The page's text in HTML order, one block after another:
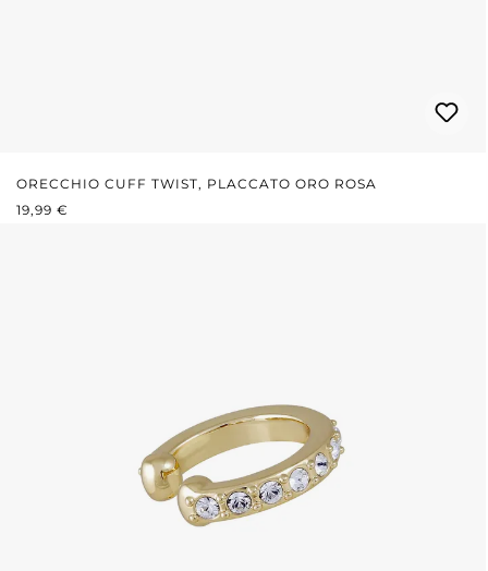
ORECCHIO CUFF TWIST, PLACCATO ORO ROSA
PREZZO NORMALE:
19,99 €